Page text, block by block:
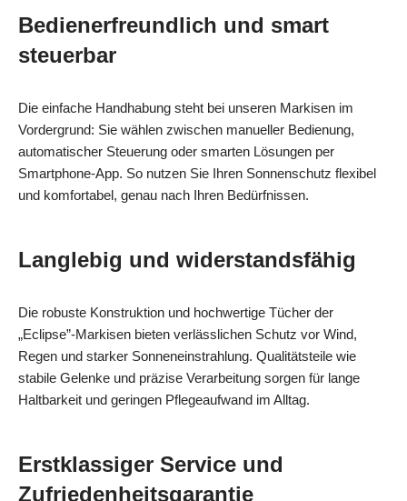
Bedienerfreundlich und smart
steuerbar
Die einfache Handhabung steht bei unseren Markisen im
Vordergrund: Sie wählen zwischen manueller Bedienung,
automatischer Steuerung oder smarten Lösungen per
Smartphone‑App. So nutzen Sie Ihren Sonnenschutz flexibel
und komfortabel, genau nach Ihren Bedürfnissen.
Langlebig und widerstandsfähig
Die robuste Konstruktion und hochwertige Tücher der
„Eclipse”-Markisen bieten verlässlichen Schutz vor Wind,
Regen und starker Sonneneinstrahlung. Qualitätsteile wie
stabile Gelenke und präzise Verarbeitung sorgen für lange
Haltbarkeit und geringen Pflegeaufwand im Alltag.
Erstklassiger Service und
Zufriedenheitsgarantie